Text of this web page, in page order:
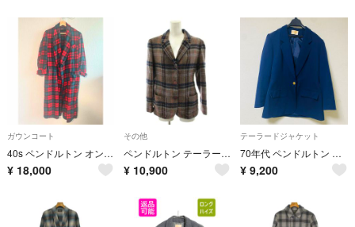
ガウンコート
40s ペンドルトン オンブレウールガウン
¥ 18,000
その他
ペンドルトン テーラードジャケット シングル チェック柄 ウール 10 ピンク
¥ 10,900
テーラードジャケット
70年代 ペンドルトン PENDLETON ジャケット ネイビー 金ボタン
¥ 9,200